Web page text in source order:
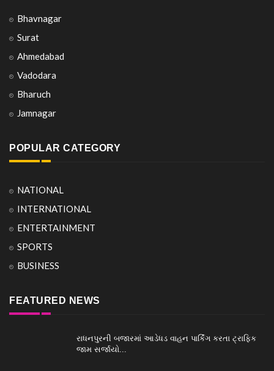
Bhavnagar
Surat
Ahmedabad
Vadodara
Bharuch
Jamnagar
POPULAR CATEGORY
NATIONAL
INTERNATIONAL
ENTERTAINMENT
SPORTS
BUSINESS
FEATURED NEWS
રાધનપુરની બજારમાં આડેધડ વાહન પાર્કિંગ કરતા ટ્રાફિક
જામ સર્જાયો...